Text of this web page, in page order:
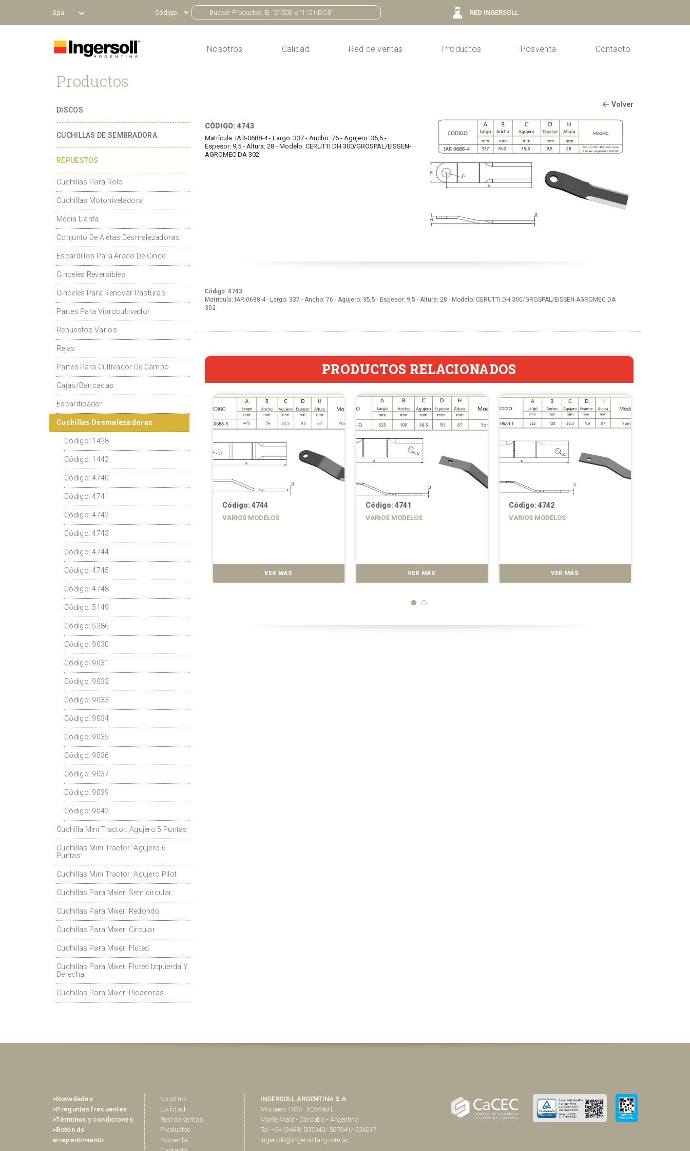
Spa RED INGERSOLL
Nosotros Calidad Red de ventas Productos Posventa Contacto
Productos
DISCOS
CUCHILLAS DE SEMBRADORA
REPUESTOS
Cuchillas Para Rolo
Cuchillas Motoniveladora
Media Llanta
Conjunto De Aletas Desmalezadoras
Escardillos Para Arado De Cincel
Cinceles Reversibles
Cinceles Para Renovar Pasturas
Partes Para Vibrocultivador
Repuestos Varios
Rejas
Partes Para Cultivador De Campo
Cajas/Bancadas
Escarificador
Cuchillas Desmalezadoras
Código: 1428
Código: 1442
Código: 4740
Código: 4741
Código: 4742
Código: 4743
Código: 4744
Código: 4745
Código: 4748
Código: 5149
Código: 5286
Código: 9030
Código: 9031
Código: 9032
Código: 9033
Código: 9034
Código: 9035
Código: 9036
Código: 9037
Código: 9039
Código: 9042
Cuchilla Mini Tractor: Agujero 5 Puntas
Cuchillas Mini Tractor :Agujero 6
Puntas
Cuchillas Mini Tractor: Agujero Pilot
Cuchillas Para Mixer: Semicircular
Cuchillas Para Mixer: Redondo
Cuchillas Para Mixer: Circular
Cuchillas Para Mixer: Fluted
Cuchillas Para Mixer: Fluted Izquierda Y
Derecha
Cuchillas Para Mixer: Picadoras
CÓDIGO: 4743
Matrícula: IAR-0688-4 - Largo: 337 - Ancho: 76 - Agujero: 35,5 -
Espesor: 9,5 - Altura: 28 - Modelo: CERUTTI DH 300/GROSPAL/EISSEN-
AGROMEC DA 302
Volver
Código: 4743
Matrícula: IAR-0688-4 - Largo: 337 - Ancho: 76 - Agujero: 35,5 - Espesor: 9,5 - Altura: 28 - Modelo: CERUTTI DH 300/GROSPAL/EISSEN-AGROMEC DA
302
PRODUCTOS RELACIONADOS
Código: 4740
VARIOS MODELOS
Código: 4744
VARIOS MODELOS
VER MÁS
Código: 4741
VARIOS MODELOS
VER MÁS
Código: 4742
VARIOS MODELOS
VER MÁS
>Novedades
>Preguntas frecuentes
>Términos y condiciones
>Botón de
arrepentimiento
Nosotros
Calidad
Red de ventas
Productos
Posventa
INGERSOLL ARGENTINA S.A
Misiones 1830 · X2659BIL
Monte Maíz • Córdoba • Argentina
Tel. +54 (3468) 507040/ 507041/ 524217
ingersoll@ingersollarg.com.ar